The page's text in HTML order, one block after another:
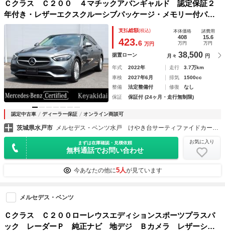
Ｃクラス Ｃ２００ ４マチックアバンギャルド 認定保証２
年付き・レザーエクスクルーシブパッケージ・メモリー付パワ
ーシート（運転席・助手席）・シートヒーター（運転席・助手
席）・３６０°カメラシステム
支払総額(税込)
423.6 万円
本体価格
408
万円
諸費用
15.6
万円
据置ローン 月々 38,500 円
年式 2022年 走行
3.7万km
車検
2027年6月 排気
1500cc
整備
法定整備付 修復
なし
保証
保証付 (24ヶ月・走行無制限)
認定中古車 ディーラー保証 オンライン商談可
茨城県水戸市
まずは在庫確認・見積依頼
無料通話でお問い合わせ
お気に入り
今あなたの他に5人が見ています
メルセデス・ベンツ
Ｃクラス Ｃ２００ローレウスエディションスポーツプラスパ
ック レーダーＰ 純正ナビ 地デジ Ｂカメラ レザーシー